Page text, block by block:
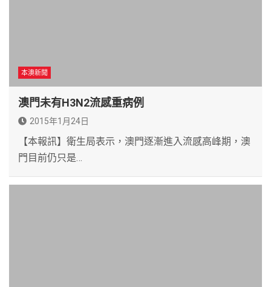
本澳新聞
澳門未有H3N2流感重病例
2015年1月24日
【本報訊】衛生局表示，澳門逐漸進入流感高峰期，澳
門目前仍只是…